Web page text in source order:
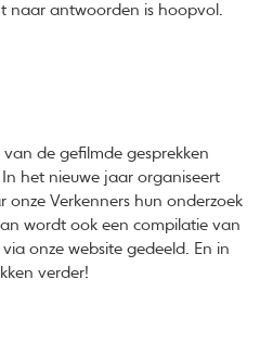
naar antwoorden is hoopvol.
de gefilmde gesprekken
het nieuwe jaar organiseert
onze Verkenners hun onderzoek
wordt ook een compilatie van
onze website gedeeld. En in
verder!